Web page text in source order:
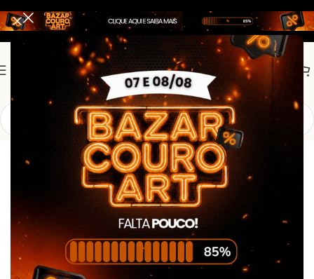
Promoção Promoção5
Bota Acero Elite Preto